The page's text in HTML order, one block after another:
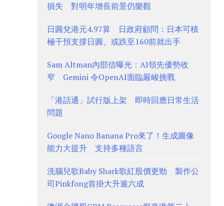
損失 對明年增長前景仍樂觀
日圓兌港元4.97算 日政府顧問：日本可積
極干預支撐日圓、或跌至160前就出手
Sam Altman內部信曝光：AI領先優勢收
窄 Gemini 令OpenAI面臨嚴峻挑戰
「港話通」試行版上架 即時回應日常生活
問題
Google Nano Banana Pro來了！生成圖像
能力大提升 支持多種語言
洗腦兒歌Baby Shark歌紅股價更勁 製作公
司Pinkfong首掛大升逾六成